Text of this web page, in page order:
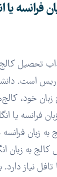
فرانسه یا
تحصیل
است.
خود،
فرانسه یا
زبان فرانسه
به زبان
نیاز